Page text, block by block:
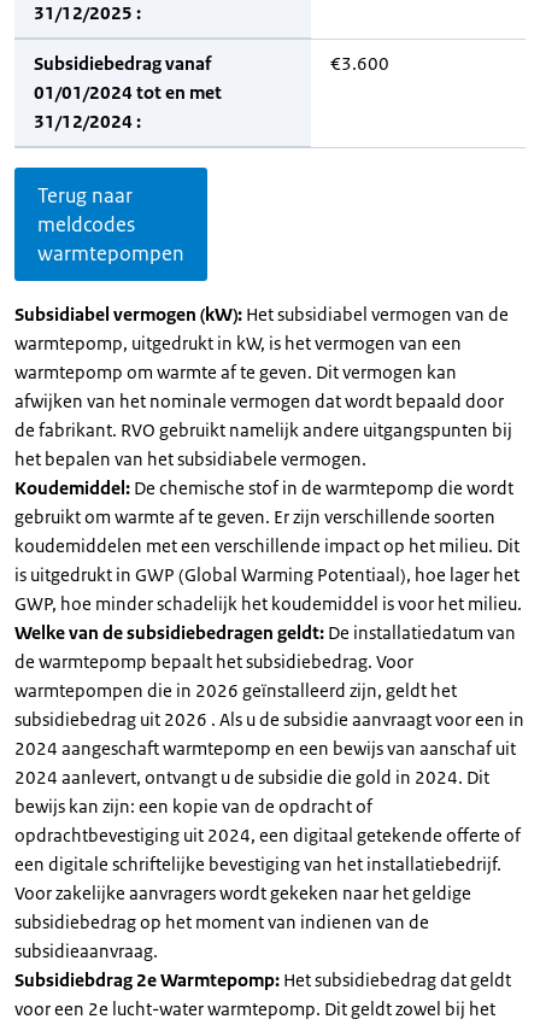
31/12/2025 :
Subsidiebedrag vanaf
01/01/2024 tot en met
31/12/2024 :
€3.600
Terug naar
meldcodes
warmtepompen
Subsidiabel vermogen (kW): Het subsidiabel vermogen van de
warmtepomp, uitgedrukt in kW, is het vermogen van een
warmtepomp om warmte af te geven. Dit vermogen kan
afwijken van het nominale vermogen dat wordt bepaald door
de fabrikant. RVO gebruikt namelijk andere uitgangspunten bij
het bepalen van het subsidiabele vermogen.
Koudemiddel: De chemische stof in de warmtepomp die wordt
gebruikt om warmte af te geven. Er zijn verschillende soorten
koudemiddelen met een verschillende impact op het milieu. Dit
is uitgedrukt in GWP (Global Warming Potentiaal), hoe lager het
GWP, hoe minder schadelijk het koudemiddel is voor het milieu.
Welke van de subsidiebedragen geldt: De installatiedatum van
de warmtepomp bepaalt het subsidiebedrag. Voor
warmtepompen die in 2026 geïnstalleerd zijn, geldt het
subsidiebedrag uit 2026 . Als u de subsidie aanvraagt voor een in
2024 aangeschaft warmtepomp en een bewijs van aanschaf uit
2024 aanlevert, ontvangt u de subsidie die gold in 2024. Dit
bewijs kan zijn: een kopie van de opdracht of
opdrachtbevestiging uit 2024, een digitaal getekende offerte of
een digitale schriftelijke bevestiging van het installatiebedrijf.
Voor zakelijke aanvragers wordt gekeken naar het geldige
subsidiebedrag op het moment van indienen van de
subsidieaanvraag.
Subsidiebdrag 2e Warmtepomp: Het subsidiebedrag dat geldt
voor een 2e lucht-water warmtepomp. Dit geldt zowel bij het